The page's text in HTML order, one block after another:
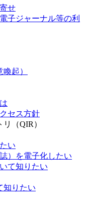
せ
子ジャーナル等の利
起）
セス方針
（QIR）
い
）を電子化したい
て知りたい
知りたい